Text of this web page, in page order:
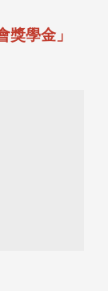
獎學金」